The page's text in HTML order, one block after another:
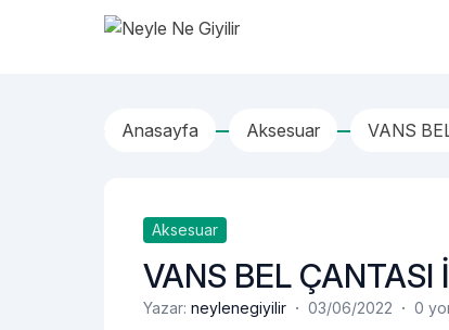
Neyle Ne Giyilir
Anasayfa Aksesuar VANS
Aksesuar
VANS BEL ÇANTASI
Yazar: neylenegiyilir · 03/06/2022 · 0